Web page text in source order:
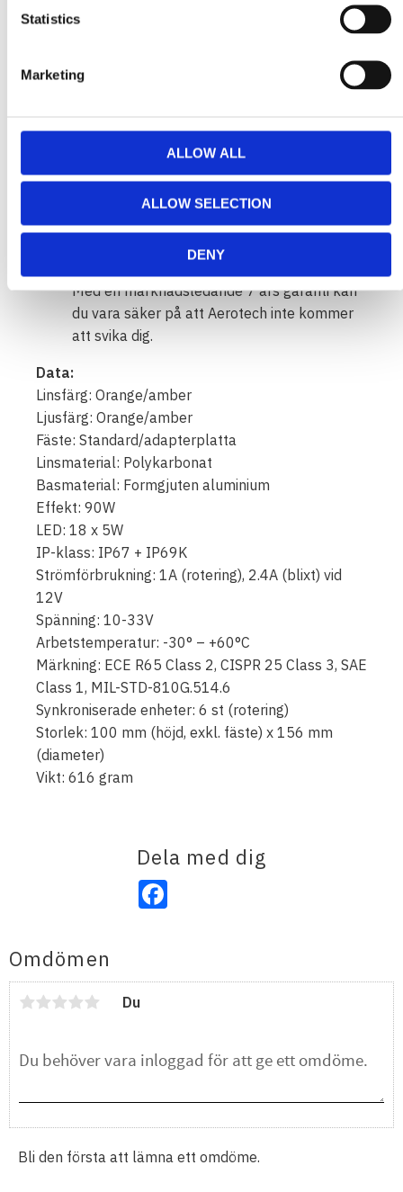
Statistics
Marketing
ALLOW ALL
ALLOW SELECTION
DENY
Australien för ultimat hållbarhet, Aerotech
Anpassningsbar
monteringsalternativ finns det en Aerotech
LED-blixtljuslösning för alla applikationer.
Innovativ form
Blixtljusets unika form ökar inte bara dess
synlighet, den ger även ett lägre
luftmotstånd och minskat vindljud.
Med en marknadsledande 7 års garanti kan
du vara säker på att Aerotech inte kommer
att svika dig.
Data:
Linsfärg: Orange/amber
Ljusfärg: Orange/amber
Fäste: Standard/adapterplatta
Linsmaterial: Polykarbonat
Basmaterial: Formgjuten aluminium
Effekt: 90W
LED: 18 x 5W
IP-klass: IP67 + IP69K
Strömförbrukning: 1A (rotering), 2.4A (blixt) vid
12V
Spänning: 10-33V
Arbetstemperatur: -30° – +60°C
Märkning: ECE R65 Class 2, CISPR 25 Class 3, SAE
Class 1, MIL-STD-810G.514.6
Synkroniserade enheter: 6 st (rotering)
Storlek: 100 mm (höjd, exkl. fäste) x 156 mm
(diameter)
Vikt: 616 gram
Dela med dig
Facebook
Omdömen
Du
Bli den första att lämna ett omdöme.